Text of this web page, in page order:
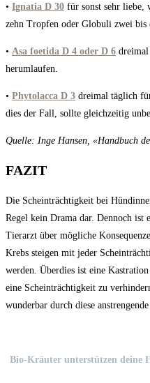
• Ignatia D 30 für sonst sehr liebe,
zehn Tropfen oder Globuli zwei bis
• Asa foetida D 4 oder D 6
herumlaufen.
• Phytolacca D 3 dreimal täglich
dies der Fall, sollte gleichzeitig
Quelle: Inge Hansen, «Handbuch
FAZIT
Die Scheinträchtigkeit bei
Regel kein Drama dar. Dennoch ist
Tierarzt über mögliche
Krebs steigen mit jeder
werden. Überdies ist eine
eine Scheinträchtigkeit zu
wunderbar durch diese
Bio-Kräuter unterstützen deine